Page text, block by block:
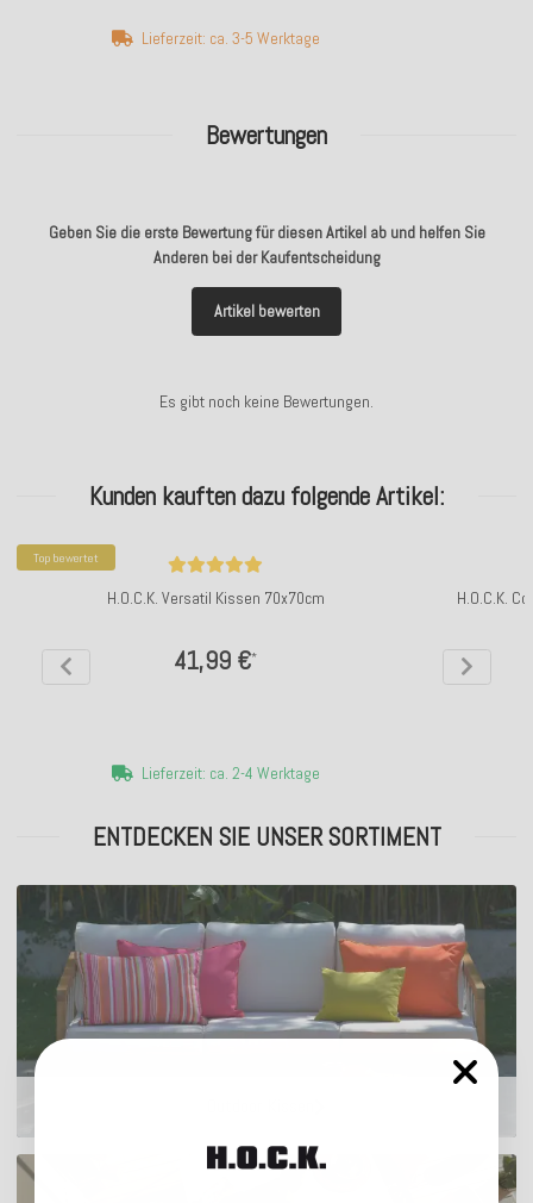
Bewertungen
Geben Sie die erste Bewertung für diesen Artikel ab und helfen Sie
Anderen bei der Kaufentscheidung
Artikel bewerten
Es gibt noch keine Bewertungen.
Lieferzeit: ca. 3-5 Werktage
Kunden kauften dazu folgende Artikel:
Top bewertet
H.O.C.K. Versatil Kissen 70x70cm
41,99 €*
Lieferzeit: ca. 2-4 Werktage
H.O.C.K.
ENTDECKEN SIE UNSER SORTIMENT